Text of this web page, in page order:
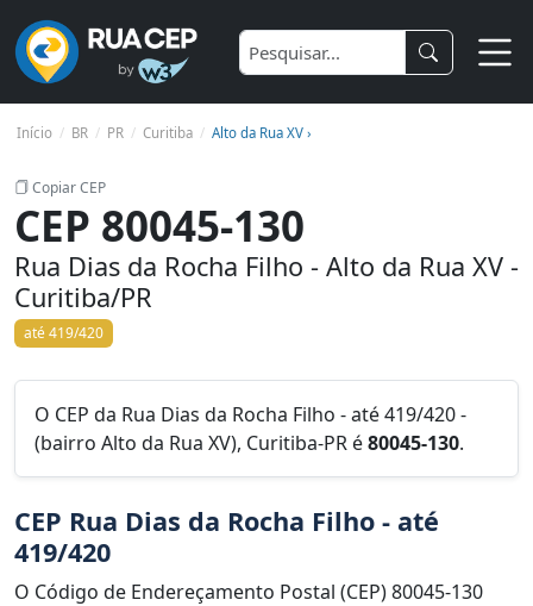
Início BR PR Curitiba Alto da Rua XV ›
Copiar CEP
CEP 80045-130
Rua Dias da Rocha Filho - Alto da Rua XV -
Curitiba/PR
até 419/420
O CEP da Rua Dias da Rocha Filho - até 419/420 -
(bairro Alto da Rua XV), Curitiba-PR é80045-130.
CEP Rua Dias da Rocha Filho - até
419/420
O Código de Endereçamento Postal (CEP) 80045-130